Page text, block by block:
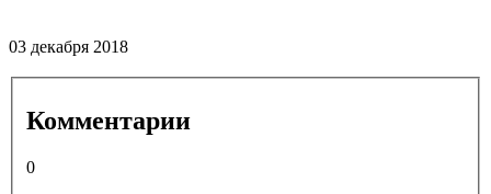
03 декабря 2018
Комментарии
0